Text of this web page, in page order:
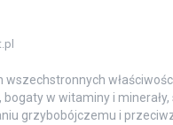
wszechstronnych
bogaty w witaminy i
grzybobójczemu i